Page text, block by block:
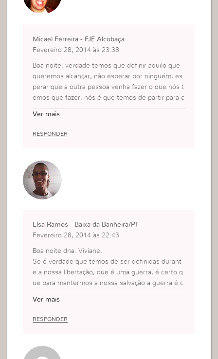
Micael Ferreira - FJE Alcobaça
Fevereiro 28, 2014 às 23:38
Boa noite, verdade temos que definir aquilo que
queremos alcançar, não esperar por ninguém, es
perar que a outra pessoa venha fazer o que nós t
emos que fazer, nós é que temos de partir para c
Ver mais
RESPONDER
Elsa Ramos - Baixa da Banheira/PT
Fevereiro 28, 2014 às 22:43
Boa noite dna. Viviane,
Se é verdade que temos de ser definidas durant
e a nossa libertação, que é uma guerra, é certo q
ue para mantermos a nossa salvação a guerra é c
Ver mais
RESPONDER